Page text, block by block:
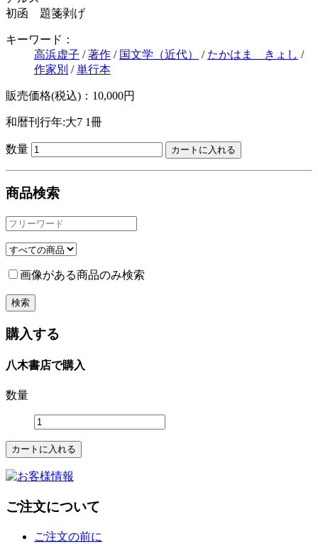
初函 題箋剥げ
キーワード：
高浜虚子 /著作 / 国文学（近代） / たかはま きょし /
作家別 /単行本
販売価格(税込)：10,000円
和暦刊行年:大7 1冊
数量
商品検索
画像がある商品のみ検索
購入する
八木書店で購入
数量
ご注文について
ご注文の前に